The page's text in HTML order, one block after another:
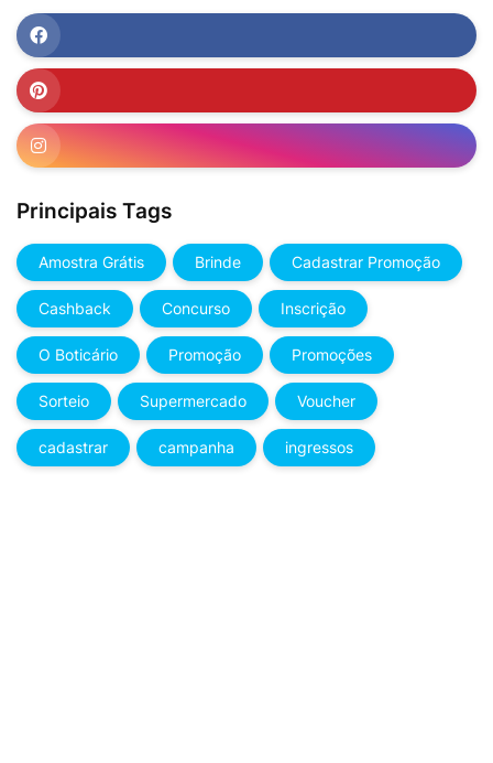
Principais Tags
Amostra Grátis Brinde Cadastrar Promoção
Cashback Concurso Inscrição
O Boticário Promoção Promoções
Sorteio Supermercado Voucher
cadastrar campanha ingressos